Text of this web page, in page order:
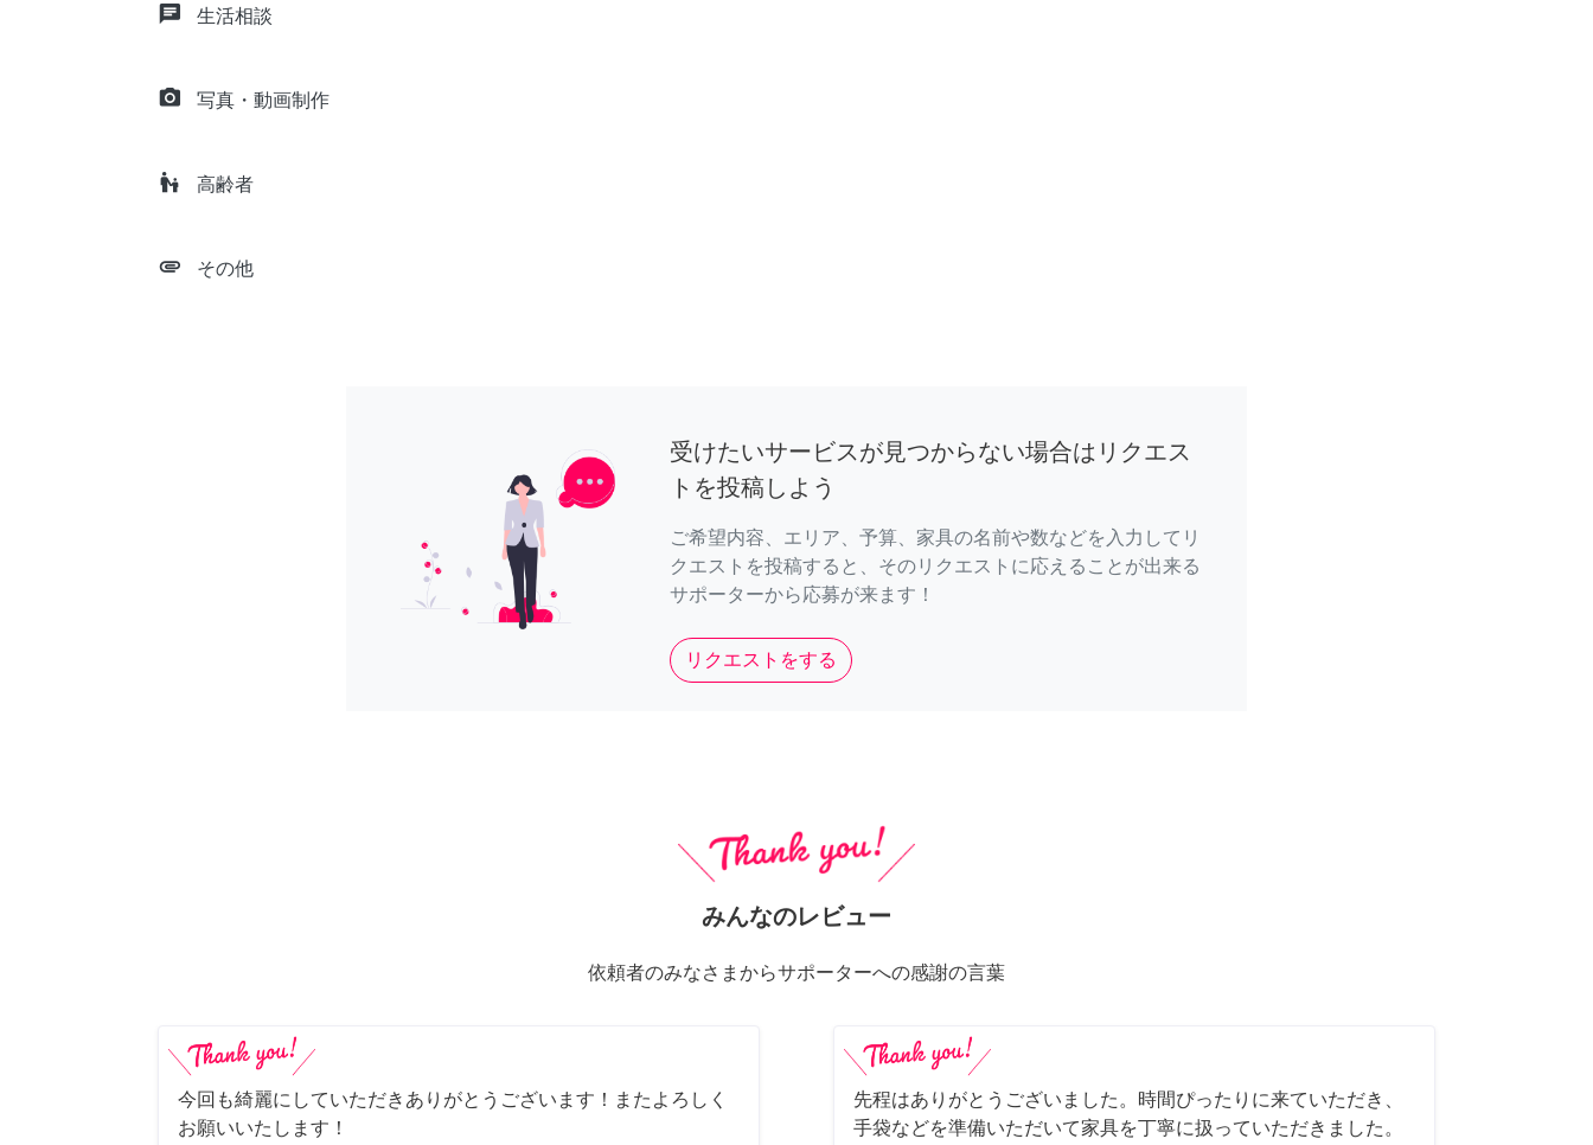
chat 生活相談
camera_alt 写真・動画制作
escalator_warning 高齢者
attachment その他
受けたいサービスが見つからない場合はリクエス
トを投稿しよう
ご希望内容、エリア、予算、家具の名前や数などを入力してリ
クエストを投稿すると、そのリクエストに応えることが出来る
サポーターから応募が来ます！
リクエストをする
みんなのレビュー
依頼者のみなさまからサポーターへの感謝の言葉
今回も綺麗にしていただきありがとうございます！またよろしく
お願いいたします！
先程はありがとうございました。時間ぴったりに来ていただき、
手袋などを準備いただいて家具を丁寧に扱っていただきました。